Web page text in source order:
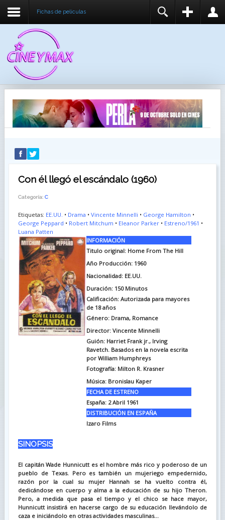
Fichas de peliculas
RECUÉRDEME
IDENTIFICARSE
REGISTER
Con él llegó el escándalo (1960)
Categoría: C
Etiquetas: EE.UU. • Drama • Vincente Minnelli • George Hamilton •
George Peppard • Robert Mitchum • Eleanor Parker• Estreno/1961 •
Luana Patten
INFORMACIÓN
Titulo original: Home From The Hill
Año Producción: 1960
Nacionalidad: EE.UU.
Duración: 150 Minutos
Calificación: Autorizada para mayores
de 18 años
Género: Drama, Romance
Director: Vincente Minnelli
Guión: Harriet Frank jr., Irving
Ravetch. Basados en la novela escrita
por William Humphreys
Fotografía: Milton R. Krasner
Música: Bronislau Kaper
FECHA DE ESTRENO
España: 2 Abril 1961
DISTRIBUCIÓN EN ESPAÑA
Izaro Films
SINOPSIS
El capitán Wade Hunnicutt es el hombre más rico y poderoso de un
pueblo de Texas. Pero es también un mujeriego empedernido,
razón por la cual su mujer Hannah se ha vuelto contra él,
dedicándose en cuerpo y alma a la educación de su hijo Theron.
Pero, a medida que pasa el tiempo y el chico se hace mayor,
Hunnicutt insistirá en hacerse cargo de su educación llevándolo de
caza e iniciándolo en otras actividades masculinas...